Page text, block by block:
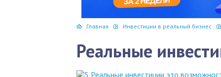
Главная Инвестиции в реальный бизнес
Реальные